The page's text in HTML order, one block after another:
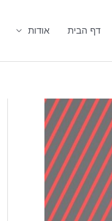
דף הבית אודות